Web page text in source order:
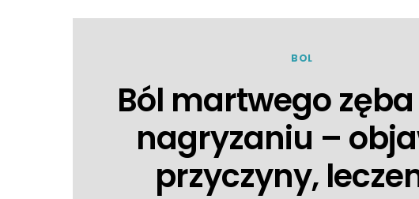
BOL
Ból martwego
nagryzaniu –
przyczyny,